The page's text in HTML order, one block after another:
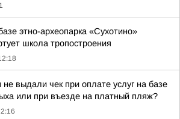
этно-археопарка «Сухотино»
школа тропостроения
не выдали чек при оплате услуг на базе
или при въезде на платный пляж?